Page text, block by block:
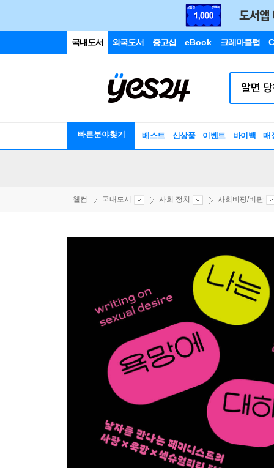
국내도서 외국도서 중고샵 eBook 크레마클럽
빠른분야찾기 베스트 신상품 이벤트 바이백 매
웰컴 국내도서 사회 정치 사회비평/비판